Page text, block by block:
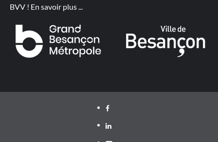
BVV ! En savoir plus...
Facebook
LinkedIn